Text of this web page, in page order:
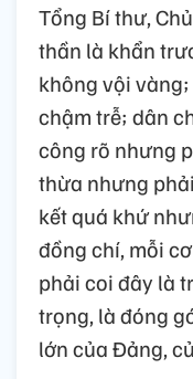
Tổng Bí thư,
thần là khẩn
không vội
chậm trễ; dân
công rõ nhưng
thừa nhưng
kết quá khứ
đồng chí, mỗi
phải coi đây là
trọng, là đóng
lớn của Đảng,